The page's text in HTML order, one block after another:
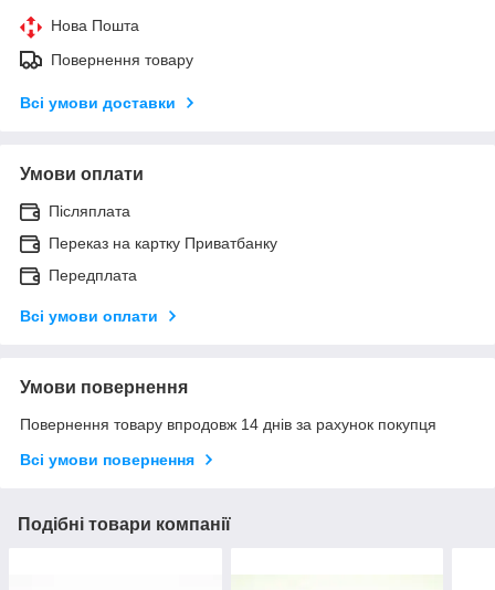
Нова Пошта
Повернення товару
Всі умови доставки
Умови оплати
Післяплата
Переказ на картку Приватбанку
Передплата
Всі умови оплати
Умови повернення
Повернення товару впродовж 14 днів за рахунок покупця
Всі умови повернення
Подібні товари компанії